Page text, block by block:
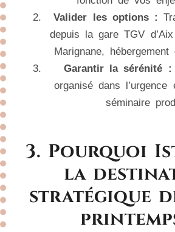
Valider les options :
depuis la gare TGV
Marignane, hébergement
Garantir la sérénité :
organisé dans
séminaire
3. Pourquoi
la
stratégique